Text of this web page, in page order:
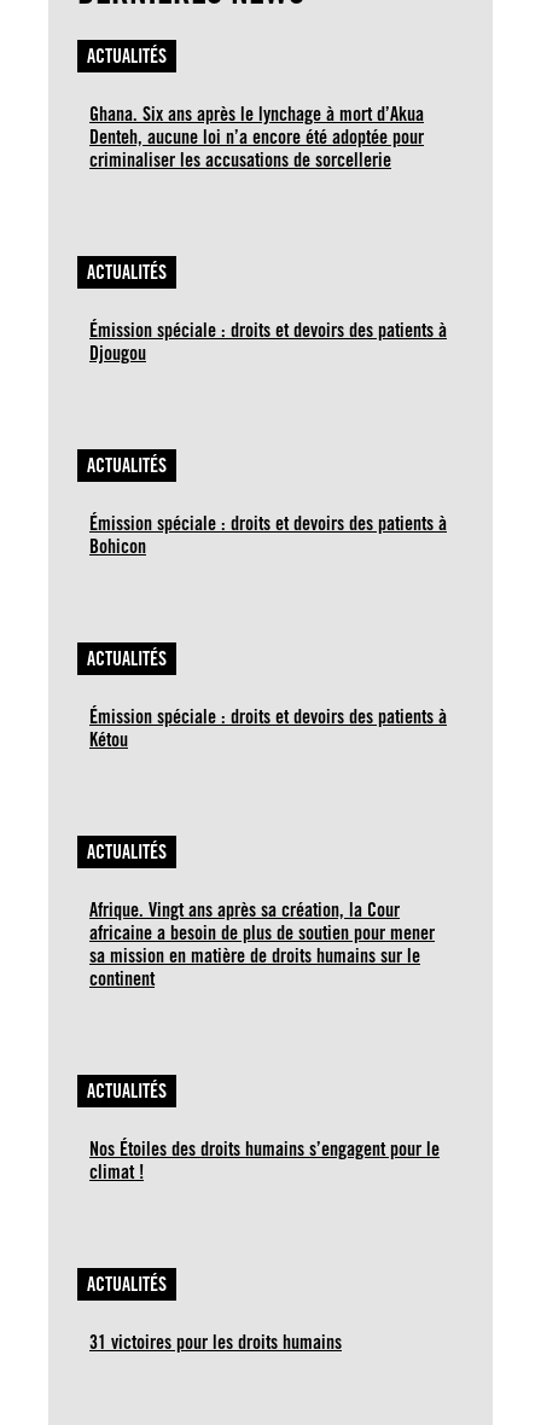
ACTUALITÉS
Ghana. Six ans après le lynchage à mort d’Akua
Denteh, aucune loi n’a encore été adoptée pour
criminaliser les accusations de sorcellerie
ACTUALITÉS
Émission spéciale : droits et devoirs des patients à
Djougou
ACTUALITÉS
Émission spéciale : droits et devoirs des patients à
Bohicon
ACTUALITÉS
Émission spéciale : droits et devoirs des patients à
Kétou
ACTUALITÉS
Afrique. Vingt ans après sa création, la Cour
africaine a besoin de plus de soutien pour mener
sa mission en matière de droits humains sur le
continent
ACTUALITÉS
Nos Étoiles des droits humains s’engagent pour le
climat !
ACTUALITÉS
31 victoires pour les droits humains